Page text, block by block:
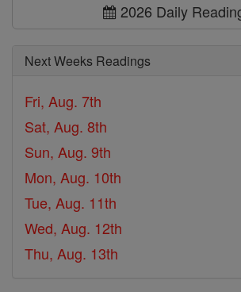
2026 Daily
Next Weeks Readings
Fri, Aug. 7th
Sat, Aug. 8th
Sun, Aug. 9th
Mon, Aug. 10th
Tue, Aug. 11th
Wed, Aug. 12th
Thu, Aug. 13th